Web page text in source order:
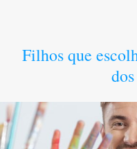
Filhos que